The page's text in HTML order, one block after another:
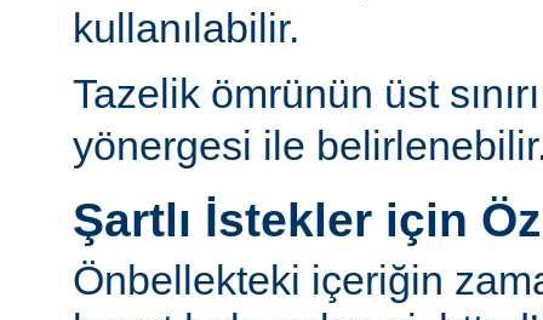
kullanılabilir.
Tazelik ömrünün üst
yönergesi ile
Şartlı İstekler için
Önbellekteki içeriğin